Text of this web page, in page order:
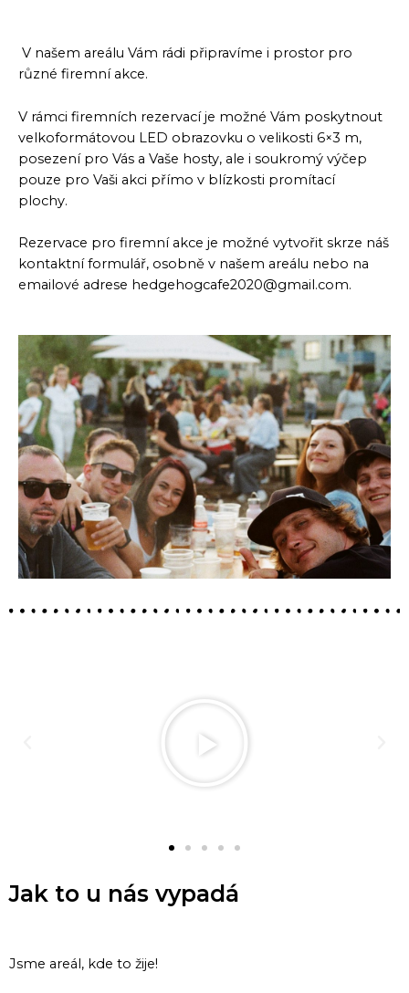
V našem areálu Vám rádi připravíme i prostor pro
různé firemní akce.
V rámci firemních rezervací je možné Vám poskytnout
velkoformátovou LED obrazovku o velikosti 6×3 m,
posezení pro Vás a Vaše hosty, ale i soukromý výčep
pouze pro Vaši akci přímo v blízkosti promítací
plochy.
Rezervace pro firemní akce je možné vytvořit skrze náš
kontaktní formulář, osobně v našem areálu nebo na
emailové adrese hedgehogcafe2020@gmail.com.
Jak to u nás vypadá
Jsme areál, kde to žije!